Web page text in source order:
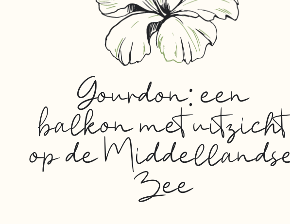
Gourdon: een
balkon met uitzicht
op de
Zee